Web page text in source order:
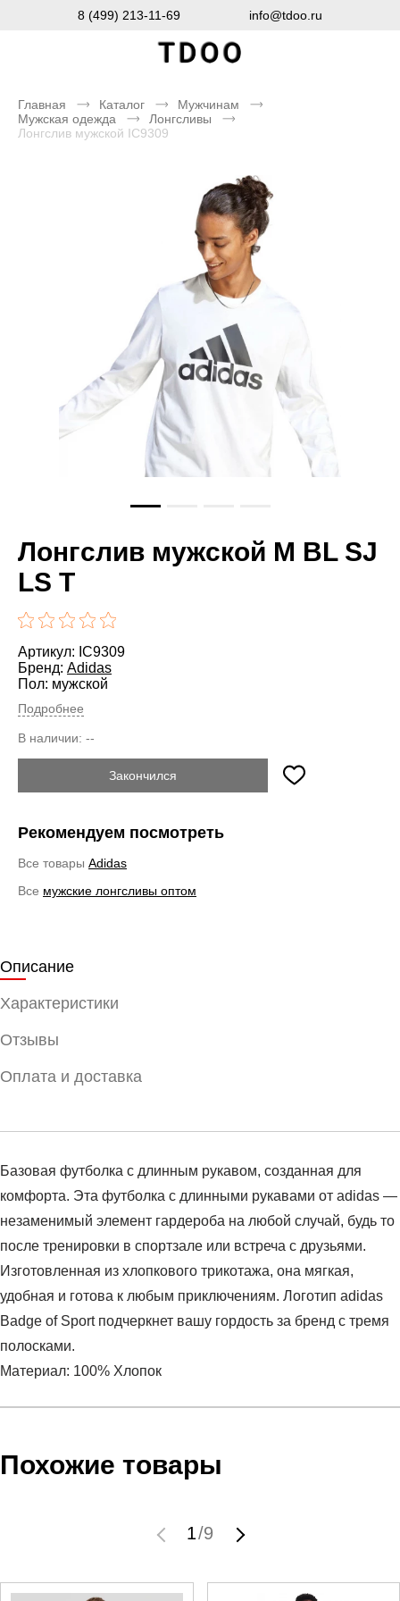
8 (499) 213-11-69 info@tdoo.ru
Главная Каталог
Мужчинам
Мужская одежда
Лонгсливы
Лонгслив мужской IC9309
Лонгслив мужской M BL SJ
LS T
Артикул: IC9309
Бренд: Adidas
Пол: мужской
Подробнее
В наличии: --
Закончился
Рекомендуем посмотреть
Все товары Adidas
Все мужские лонгсливы оптом
Описание
Характеристики
Отзывы
Оплата и доставка
Базовая футболка с длинным рукавом, созданная для
комфорта. Эта футболка с длинными рукавами от adidas —
незаменимый элемент гардероба на любой случай, будь то
после тренировки в спортзале или встреча с друзьями.
Изготовленная из хлопкового трикотажа, она мягкая,
удобная и готова к любым приключениям. Логотип adidas
Badge of Sport подчеркнет вашу гордость за бренд с тремя
полосками.
Материал: 100% Хлопок
Пол:мужской
спортивный стиль
Производитель:Вьетнам
Заказ берется в работу только после оплаты счета.
Счет заранее согласовывается с клиентом.
выставления счета менеджером.
который высылает менеджер.
Похожие товары
1/9